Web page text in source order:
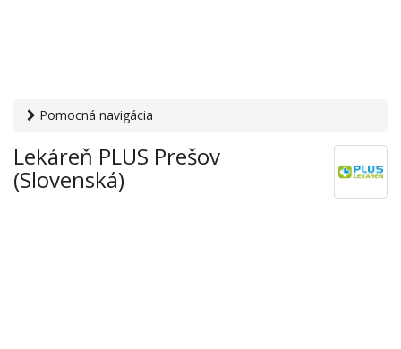
Pomocná navigácia
Prešov (Slovenská)
Lekáreň PLUS Prešov
(Slovenská)